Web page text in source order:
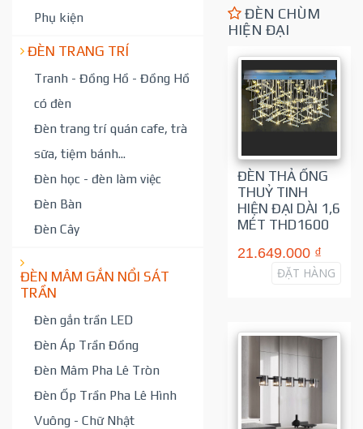
Phụ kiện
ĐÈN TRANG TRÍ
Tranh - Đồng Hồ - Đồng Hồ
có đèn
Đèn trang trí quán cafe, trà
sữa, tiệm bánh...
Đèn học - đèn làm việc
Đèn Bàn
Đèn Cây
ĐÈN MÂM GẮN NỔI SÁT
TRẦN
Đèn gắn trần LED
Đèn Áp Trần Đồng
Đèn Mâm Pha Lê Tròn
Đèn Ốp Trần Pha Lê Hình
Vuông - Chữ Nhật
ĐÈN CHÙM
HIỆN ĐẠI
ĐÈN THẢ ỐNG
THUỶ TINH
HIỆN ĐẠI DÀI 1,6
MÉT THD1600
21.649.000 ₫
ĐẶT HÀNG